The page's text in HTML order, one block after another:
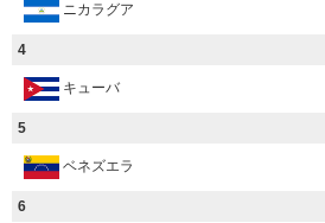
ニカラグア
4
キューバ
5
ベネズエラ
6